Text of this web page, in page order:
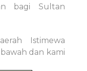
bagi Sultan
Istimewa
dan kami